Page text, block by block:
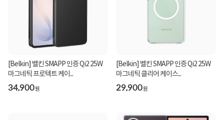
[Belkin] 벨킨 SMAPP 인증 Qi2 25W
마그네틱 프로텍트 케이...
34,900원
[Belkin] 벨킨 SMAPP 인증 Qi2 25W
마그네틱 클리어 케이스...
29,900원